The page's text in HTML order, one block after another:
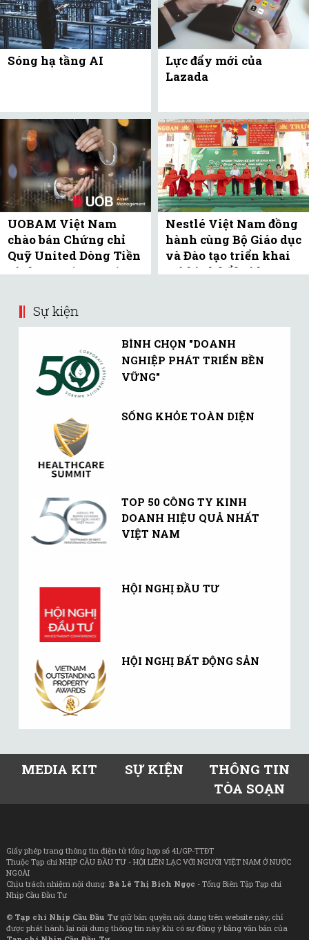
Sóng hạ tầng AI
Lực đẩy mới của
Lazada
UOBAM Việt Nam
chào bán Chứng chỉ
Quỹ United Dòng Tiền
Linh Hoạt (UMMF) ra
Nestlé Việt Nam đồng
hành cùng Bộ Giáo dục
và Đào tạo triển khai
mô hình bể bơi học
Sự kiện
BÌNH CHỌN "DOANH
NGHIỆP PHÁT TRIỂN BỀN
VỮNG"
SỐNG KHỎE TOÀN DIỆN
TOP 50 CÔNG TY KINH
DOANH HIỆU QUẢ NHẤT
VIỆT NAM
HỘI NGHỊ ĐẦU TƯ
HỘI NGHỊ BẤT ĐỘNG SẢN
MEDIA KIT SỰ KIỆN
THÔNG TIN
TÒA SOẠN
Giấy phép trang thông tin điện tử tổng hợp số 41/GP-TTĐT
Thuộc Tạp chí NHỊP CẦU ĐẦU TƯ - HỘI LIÊN LẠC VỚI NGƯỜI VIỆT NAM Ở NƯỚC
NGOÀI
Chịu trách nhiệm nội dung: Bà Lê Thị Bích Ngọc - Tổng Biên Tập Tạp chí
Nhịp Cầu Đầu Tư
© Tạp chí Nhịp Cầu Đầu Tưgiữ bản quyền nội dung trên website này; chỉ
được phát hành lại nội dung thông tin này khi có sự đồng ý bằng văn bản của